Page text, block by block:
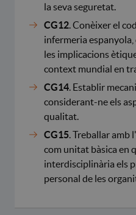
la seva seguretat.
CG12 . Conèixer el
infermeria
les implicacions
context mundial en
CG14 . Establir
considerant-ne els
qualitat.
CG15 . Treballar
com unitat bàsica en
interdisciplinària els
personal de les